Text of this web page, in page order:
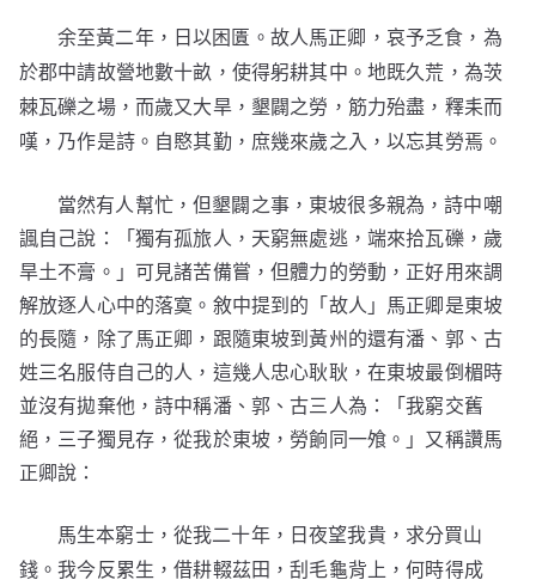
余至黃二年，日以困匱。故人馬正卿，哀予乏食，為
於郡中請故營地數十畝，使得躬耕其中。地既久荒，為茨
棘瓦礫之場，而歲又大旱，墾闢之勞，筋力殆盡，釋耒而
嘆，乃作是詩。自愍其勤，庶幾來歲之入，以忘其勞焉。
當然有人幫忙，但墾闢之事，東坡很多親為，詩中嘲
諷自己說：「獨有孤旅人，天窮無處逃，端來拾瓦礫，歲
旱土不膏。」可見諸苦備嘗，但體力的勞動，正好用來調
解放逐人心中的落寞。敘中提到的「故人」馬正卿是東坡
的長隨，除了馬正卿，跟隨東坡到黃州的還有潘、郭、古
姓三名服侍自己的人，這幾人忠心耿耿，在東坡最倒楣時
並沒有拋棄他，詩中稱潘、郭、古三人為：「我窮交舊
絕，三子獨見存，從我於東坡，勞餉同一飧。」又稱讚馬
正卿說：
馬生本窮士，從我二十年，日夜望我貴，求分買山
錢。我今反累生，借耕輟茲田，刮毛龜背上，何時得成